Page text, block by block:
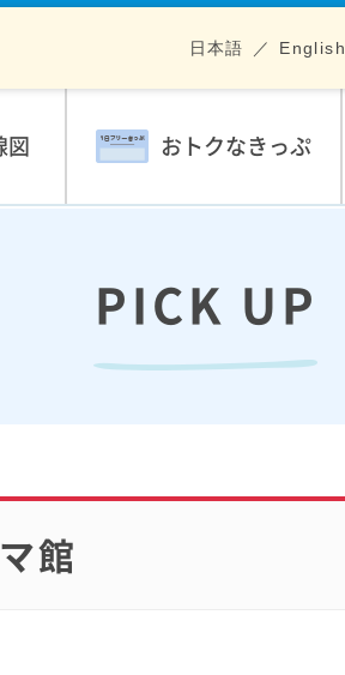
図 おトクなきっぷ
日本語 English
PICK UP
館